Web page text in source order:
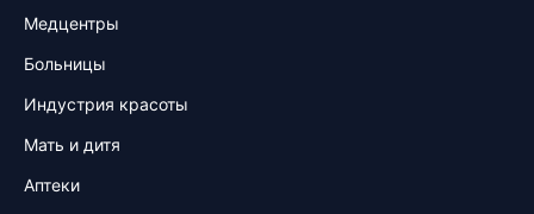
Медцентры
Больницы
Индустрия красоты
Мать и дитя
Аптеки